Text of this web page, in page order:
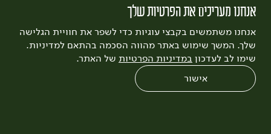
אנחנו מעריכים את הפרטיות שלך
אנחנו משתמשים בקבצי עוגיות כדי לשפר את חוויית הגלישה
שלך. המשך שימוש באתר מהווה הסכמה בהתאם למדיניות.
שימו לב לעדכון במדיניות הפרטיות של האתר.
אישור
לצפייה בעדכון מדיניות פרטיות
עיצוב:3bears פיתוח:Quatro